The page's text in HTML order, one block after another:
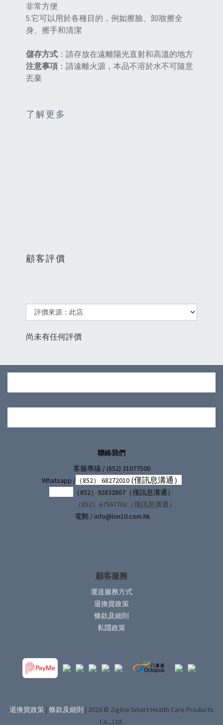
非常方便
5.它可以用於各種目的，例如擦臉、卸妝擦全
身、擦手和清潔
儲存方式 ：請存放在遠離陽光直射和高溫的地方
注意事項 ：請遠離火源，本品不溶於水不可隨意
丟棄
了解更多
顧客評價
尚未有任何評價
聯絡我們
客服專線 / (852) 31077500
Whatsapp /（852） 68272010 (僅訊息溝通）
（852）92832867（僅訊息溝通）
（852）67567703（僅訊息溝通）
電郵 / info@lon10.com.hk
顧客服務
運送服務方式
退換貨政策
條款及細則
私隱政策
退換貨政策 | 條款及細則 | 2020 © Ziglite Smart Health Care Products
Co., Ltd.